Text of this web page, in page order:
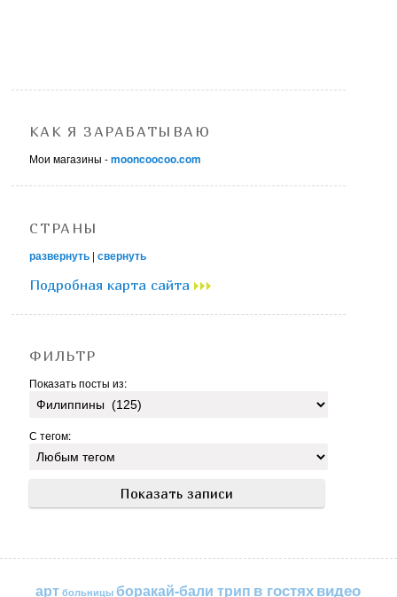
КАК Я ЗАРАБАТЫВАЮ
Мои магазины -mooncoocoo.com
СТРАНЫ
развернуть |свернуть
Подробная карта сайта
ФИЛЬТР
Показать посты из:
С тегом:
арт больницы боракай-бали трип в гостяхвидео